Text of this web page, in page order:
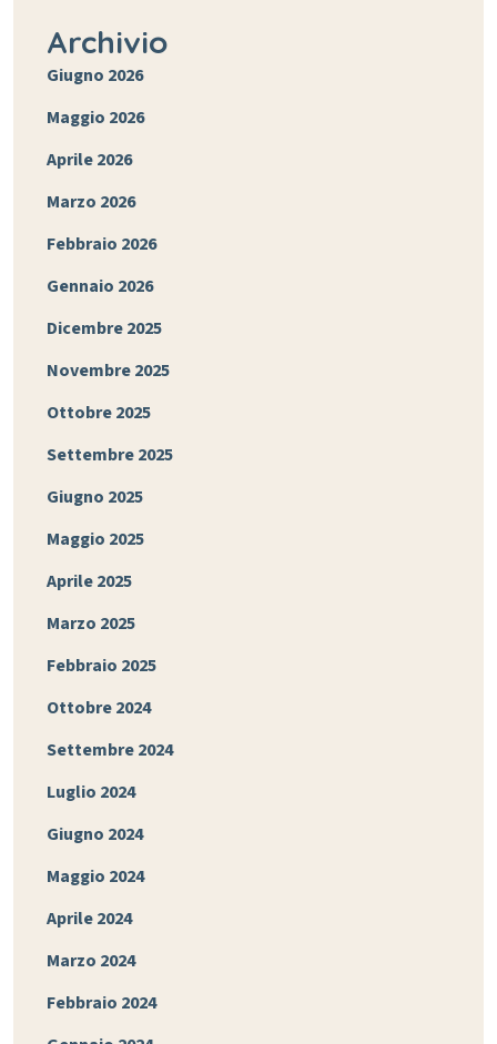
Archivio
Giugno 2026
Maggio 2026
Aprile 2026
Marzo 2026
Febbraio 2026
Gennaio 2026
Dicembre 2025
Novembre 2025
Ottobre 2025
Settembre 2025
Giugno 2025
Maggio 2025
Aprile 2025
Marzo 2025
Febbraio 2025
Ottobre 2024
Settembre 2024
Luglio 2024
Giugno 2024
Maggio 2024
Aprile 2024
Marzo 2024
Febbraio 2024